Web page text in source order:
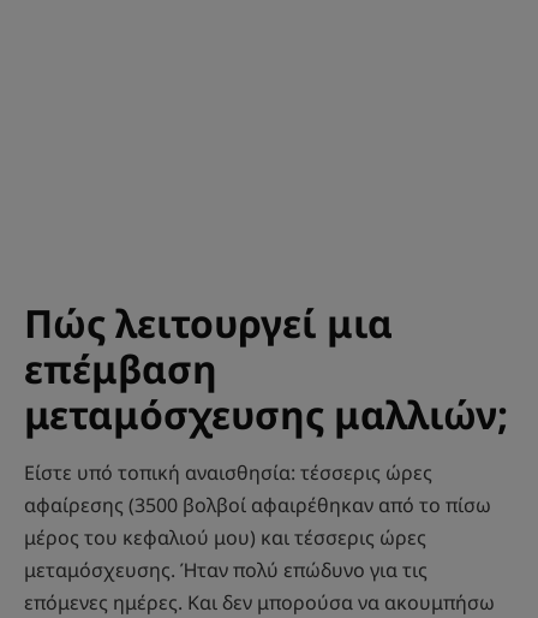
Πώς λειτουργεί μια
επέμβαση
μεταμόσχευσης μαλλιών;
Είστε υπό τοπική αναισθησία: τέσσερις ώρες
αφαίρεσης (3500 βολβοί αφαιρέθηκαν από το πίσω
μέρος του κεφαλιού μου) και τέσσερις ώρες
μεταμόσχευσης. Ήταν πολύ επώδυνο για τις
επόμενες ημέρες. Και δεν μπορούσα να ακουμπήσω